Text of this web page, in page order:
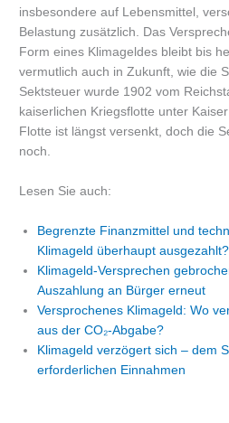
insbesondere auf Lebensmittel,
Belastung zusätzlich. Das
Form eines Klimageldes bleibt bis
vermutlich auch in Zukunft, wie die
Sektsteuer wurde 1902 vom
kaiserlichen Kriegsflotte unter
Flotte ist längst versenkt, doch die
noch.
Lesen Sie auch:
Begrenzte Finanzmittel und
Klimageld überhaupt ausgezahlt?
Klimageld-Versprechen
Auszahlung an Bürger erneut
Versprochenes Klimageld: Wo
aus der CO₂-Abgabe?
Klimageld verzögert sich – dem
erforderlichen Einnahmen